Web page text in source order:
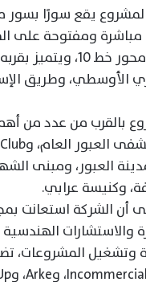
يقع سورًا
مباشرة ومفتوحة على
كما يطل على محور خط
الأوسطي، وطريق
بالقرب من عدد من
العبور، ومبنى
وكنيسة عرابي.
الشركة استعانت
والاستشارات